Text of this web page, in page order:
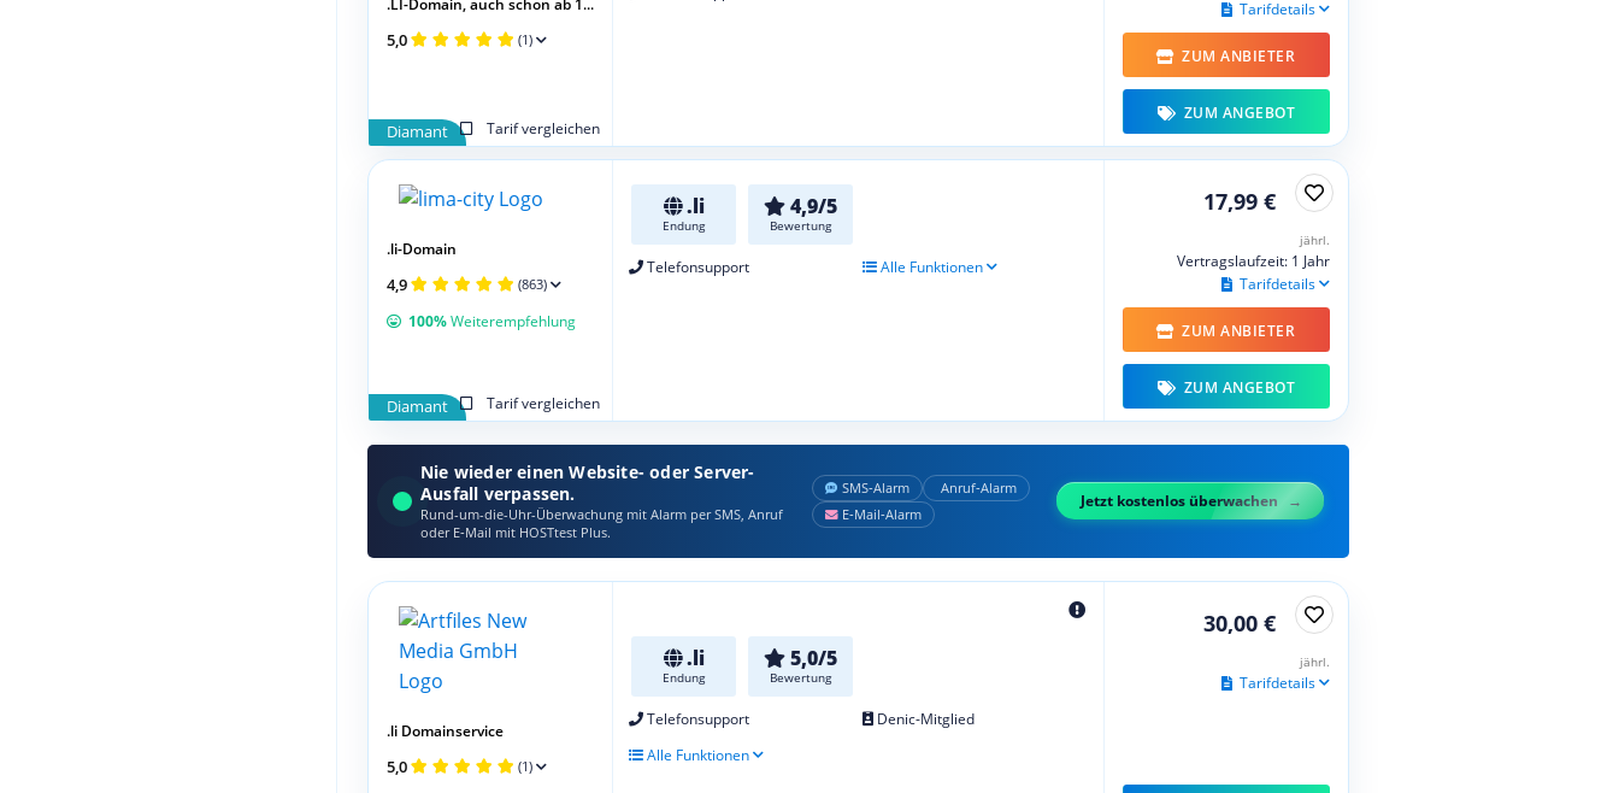
Diamant Tarif vergleichen
5,0 (1)
Tarifdetails
ZUM ANBIETER
ZUM ANGEBOT
.li
Endung
4,9/5
Bewertung
Telefonsupport Alle Funktionen
Diamant Tarif vergleichen
.li-Domain
4,9 (863)
100%Weiterempfehlung
17,99 €
jährl.
Vertragslaufzeit: 1 Jahr
Tarifdetails
ZUM ANBIETER
ZUM ANGEBOT
Nie wieder einen Website- oder Server-
Ausfall verpassen.
Rund-um-die-Uhr-Überwachung mit Alarm per SMS, Anruf
oder E‑Mail mit HOSTtest Plus.
SMS‑Alarm
Anruf‑Alarm
E‑Mail‑Alarm
Jetzt kostenlos überwachen
.li
Endung
5,0/5
Bewertung
Telefonsupport
Denic-Mitglied
Alle Funktionen
.li Domainservice
5,0 (1)
30,00 €
jährl.
Tarifdetails